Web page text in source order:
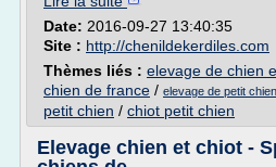
Date: 2016-09-27 13:40:35
Site : http://chenildekerdiles.com
Thèmes liés : elevage de chien
chien de france / elevage de petit
petit chien / chiot petit chien
Elevage chien et chiot -